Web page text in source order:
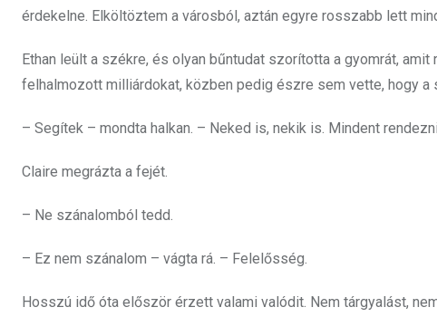
érdekelne. Elköltöztem a városból, aztán egyre rosszabb lett
Ethan leült a székre, és olyan bűntudat szorította a gyomrát,
felhalmozott milliárdokat, közben pedig észre sem vette, hogy a
– Segítek – mondta halkan. – Neked is, nekik is. Mindent
Claire megrázta a fejét.
– Ne szánalomból tedd.
– Ez nem szánalom – vágta rá. – Felelősség.
Hosszú idő óta először érzett valami valódit. Nem tárgyalást,